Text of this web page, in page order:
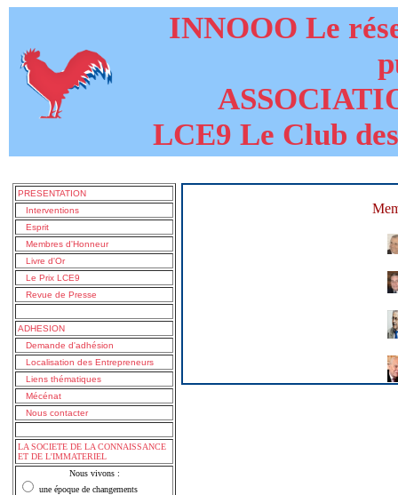
INNOOO Le
LCE9 Le Club
PRESENTATION
Interventions
Esprit
Membres d'Honneur
Livre d'Or
Le Prix LCE9
Revue de Presse
ADHESION
Demande d'adhésion
Localisation des Entrepreneurs
Liens thématiques
Mécénat
Nous contacter
LA SOCIETE DE LA CONNAISSANCE
ET DE L'IMMATERIEL
Nous vivons :
une époque de changements